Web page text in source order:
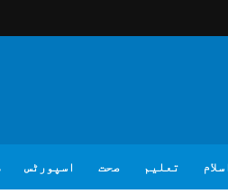
تعلیم صحت اسپورٹس